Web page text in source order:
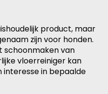
product, maar
zijn voor honden.
schoonmaken van
vloerreiniger kan
interesse in bepaalde